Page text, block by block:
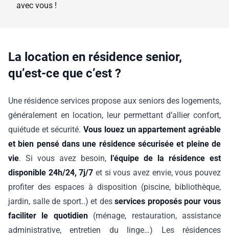
avec vous !
La location en résidence senior,
qu’est-ce que c’est ?
Une résidence services propose aux seniors des logements,
généralement en location, leur permettant d’allier confort,
quiétude et sécurité.Vous louez un appartement agréable
et bien pensé dans une résidence sécurisée et pleine de
vie. Si vous avez besoin, l’équipe de la résidence est
disponible 24h/24, 7j/7 et si vous avez envie, vous pouvez
profiter des espaces à disposition (piscine, bibliothèque,
jardin, salle de sport..) et desservices proposés pour vous
faciliter le quotidien(ménage, restauration, assistance
administrative, entretien du linge…) Les résidences